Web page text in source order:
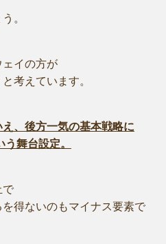
。
イの方が
考えています。
、後方一気の基本戦略に
舞台設定。
で
得ないのもマイナス要素で